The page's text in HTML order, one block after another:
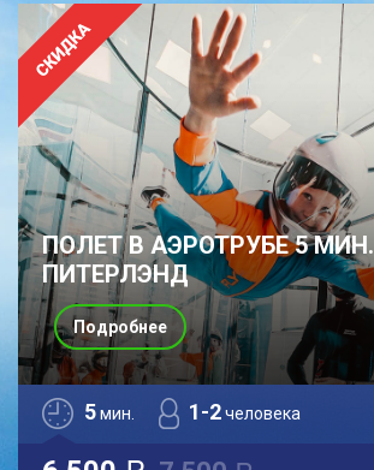
ПОЛЕТ В АЭРОТРУБЕ 5 МИН.
ПИТЕРЛЭНД
5мин. 1-2человека
Подробнее